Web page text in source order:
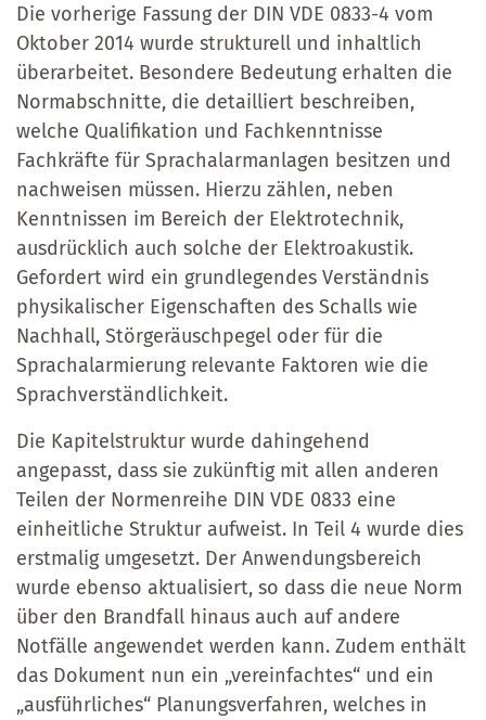
Die vorherige Fassung der DIN VDE 0833-4 vom
Oktober 2014 wurde strukturell und inhaltlich
überarbeitet. Besondere Bedeutung erhalten die
Normabschnitte, die detailliert beschreiben,
welche Qualifikation und Fachkenntnisse
Fachkräfte für Sprachalarmanlagen besitzen und
nachweisen müssen. Hierzu zählen, neben
Kenntnissen im Bereich der Elektrotechnik,
ausdrücklich auch solche der Elektroakustik.
Gefordert wird ein grundlegendes Verständnis
physikalischer Eigenschaften des Schalls wie
Nachhall, Störgeräuschpegel oder für die
Sprachalarmierung relevante Faktoren wie die
Sprachverständlichkeit.
Die Kapitelstruktur wurde dahingehend
angepasst, dass sie zukünftig mit allen anderen
Teilen der Normenreihe DIN VDE 0833 eine
einheitliche Struktur aufweist. In Teil 4 wurde dies
erstmalig umgesetzt. Der Anwendungsbereich
wurde ebenso aktualisiert, so dass die neue Norm
über den Brandfall hinaus auch auf andere
Notfälle angewendet werden kann. Zudem enthält
das Dokument nun ein „vereinfachtes“ und ein
„ausführliches“ Planungsverfahren, welches in